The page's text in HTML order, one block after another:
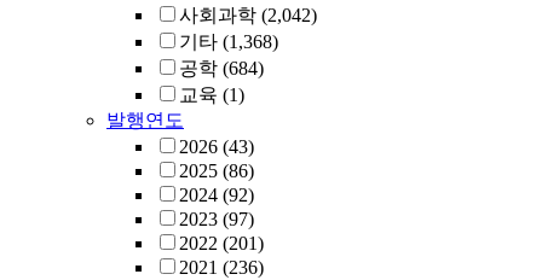
사회과학 (2,042)
기타 (1,368)
공학 (684)
교육 (1)
발행연도
2026 (43)
2025 (86)
2024 (92)
2023 (97)
2022 (201)
2021 (236)